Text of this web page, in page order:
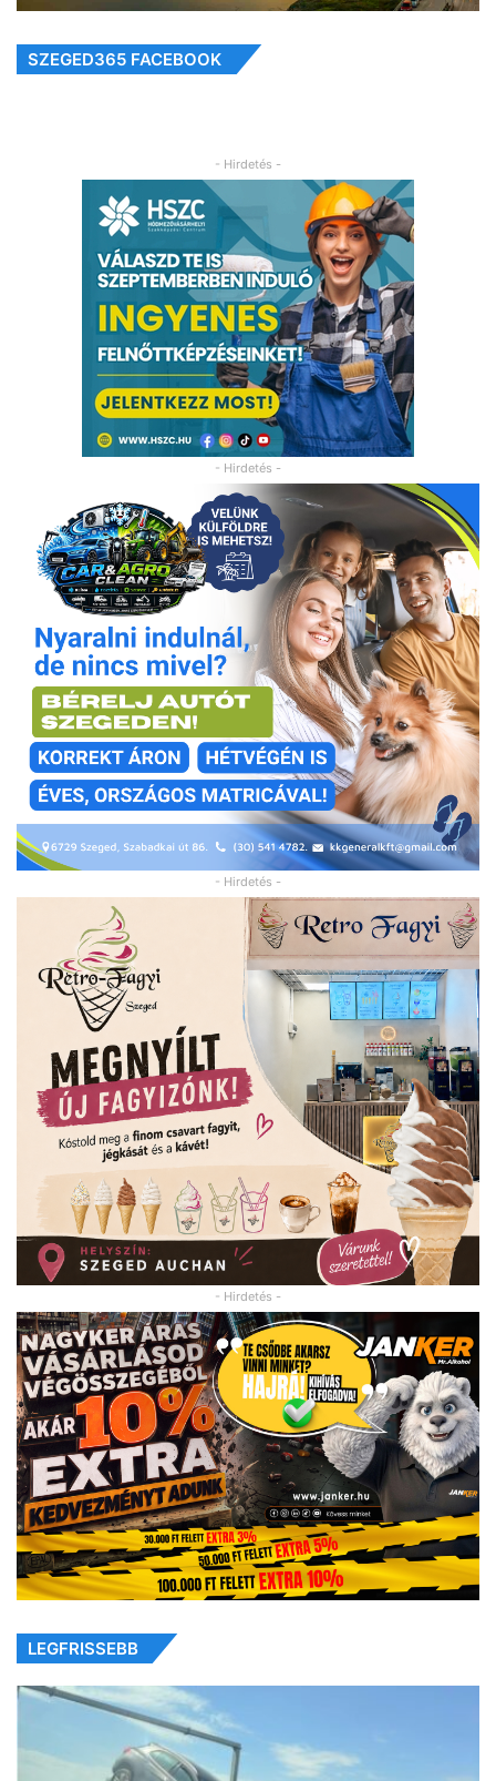
SZEGED365 FACEBOOK
- Hirdetés -
- Hirdetés -
- Hirdetés -
- Hirdetés -
LEGFRISSEBB